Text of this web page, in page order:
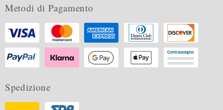
Metodi di Pagamento
Spedizione